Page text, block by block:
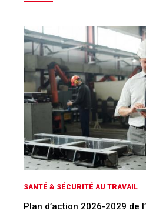
SANTÉ & SÉCURITÉ AU TRAVAIL
Plan d’action 2026-2029 de